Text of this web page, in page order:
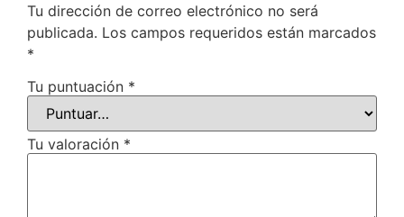
Tu dirección de correo electrónico no será
publicada. Los campos requeridos están marcados
*
Tu puntuación *
Tu valoración *